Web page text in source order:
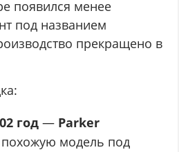
появился менее
под названием
прекращено в
год — Parker
похожую модель под